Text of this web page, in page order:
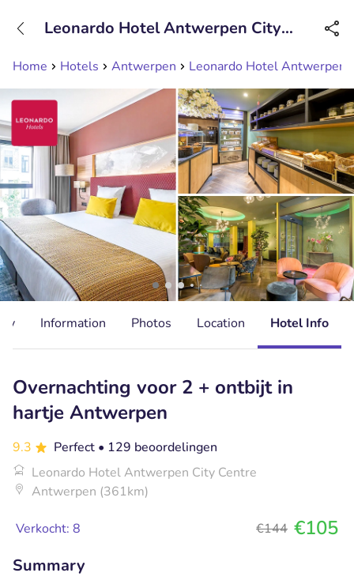
Available until 23:00
Home Hotels Antwerpen Leonardo Hotel Antwerpen
Leonardo Hotel Antwerpen City
Information Photos Location Hotel Info
Overnachting voor 2 + ontbijt in
hartje Antwerpen
9.3 Perfect • 129 beoordelingen
Leonardo Hotel Antwerpen City Centre
Antwerpen (361km)
Verkocht: 8 €144 €105
Summary